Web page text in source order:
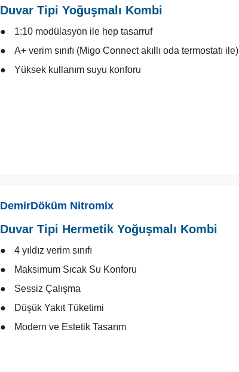
Duvar Tipi Yoğuşmalı Kombi
1:10 modülasyon ile hep tasarruf
A+ verim sınıfı (Migo Connect akıllı oda termostatı ile)
Yüksek kullanım suyu konforu
DemirDöküm Nitromix
Duvar Tipi Hermetik Yoğuşmalı Kombi
4 yıldız verim sınıfı
Maksimum Sıcak Su Konforu
Sessiz Çalışma
Düşük Yakıt Tüketimi
Modern ve Estetik Tasarım